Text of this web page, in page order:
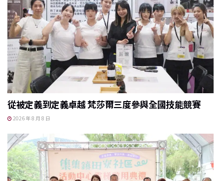
從被定義到定義卓越 梵莎爾三度參與全國技能競賽
2026 年 8 月 8 日